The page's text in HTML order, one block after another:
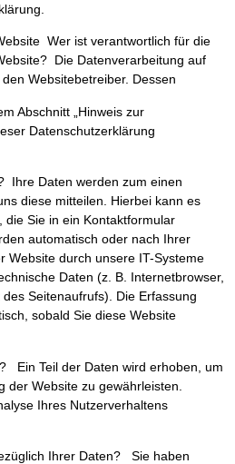
Wer ist verantwortlich für die
Die Datenverarbeitung auf
Websitebetreiber. Dessen
Abschnitt „Hinweis zur
Datenschutzerklärung
Ihre Daten werden zum einen
diese mitteilen. Hierbei kann es
die Sie in ein Kontaktformular
automatisch oder nach Ihrer
Website durch unsere IT-Systeme
Daten (z. B. Internetbrowser,
Seitenaufrufs). Die Erfassung
sobald Sie diese Website
Ein Teil der Daten wird erhoben, um
der Website zu gewährleisten.
Ihres Nutzerverhaltens
Ihrer Daten? Sie haben